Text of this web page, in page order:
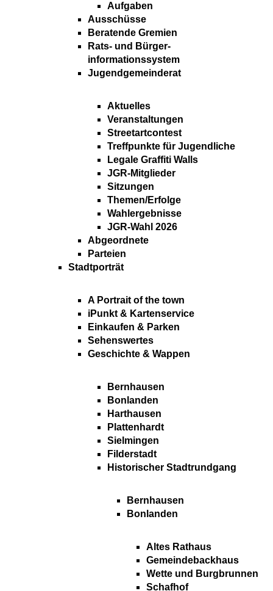
Aufgaben
Ausschüsse
Beratende Gremien
Rats- und Bürger-
informationssystem
Jugendgemeinderat
Aktuelles
Veranstaltungen
Streetartcontest
Treffpunkte für Jugendliche
Legale Graffiti Walls
JGR-Mitglieder
Sitzungen
Themen/Erfolge
Wahlergebnisse
JGR-Wahl 2026
Abgeordnete
Parteien
Stadtporträt
A Portrait of the town
iPunkt & Kartenservice
Einkaufen & Parken
Sehenswertes
Geschichte & Wappen
Bernhausen
Bonlanden
Harthausen
Plattenhardt
Sielmingen
Filderstadt
Historischer Stadtrundgang
Bernhausen
Bonlanden
Altes Rathaus
Gemeindebackhaus
Wette und Burgbrunnen
Schafhof